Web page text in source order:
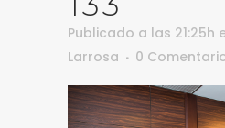
Publicado a las 21:25h
Larrosa
0